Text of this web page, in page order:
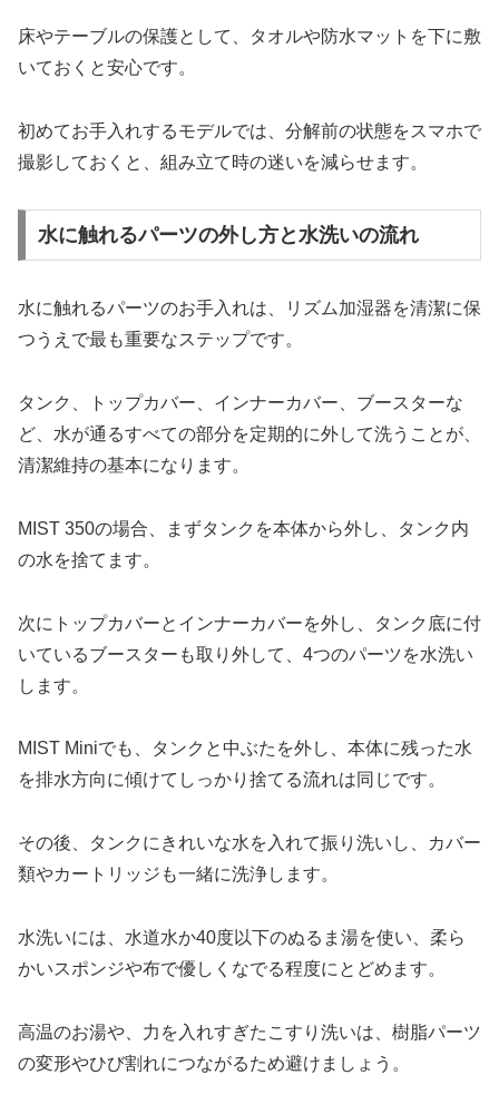
床やテーブルの保護として、タオルや防水マットを下に敷
いておくと安心です。
初めてお手入れするモデルでは、分解前の状態をスマホで
撮影しておくと、組み立て時の迷いを減らせます。
水に触れるパーツの外し方と水洗いの流れ
水に触れるパーツのお手入れは、リズム加湿器を清潔に保
つうえで最も重要なステップです。
タンク、トップカバー、インナーカバー、ブースターな
ど、水が通るすべての部分を定期的に外して洗うことが、
清潔維持の基本になります。
MIST 350の場合、まずタンクを本体から外し、タンク内
の水を捨てます。
次にトップカバーとインナーカバーを外し、タンク底に付
いているブースターも取り外して、4つのパーツを水洗い
します。
MIST Miniでも、タンクと中ぶたを外し、本体に残った水
を排水方向に傾けてしっかり捨てる流れは同じです。
​その後、タンクにきれいな水を入れて振り洗いし、カバー
類やカートリッジも一緒に洗浄します。
水洗いには、水道水か40度以下のぬるま湯を使い、柔ら
かいスポンジや布で優しくなでる程度にとどめます。
高温のお湯や、力を入れすぎたこすり洗いは、樹脂パーツ
の変形やひび割れにつながるため避けましょう。